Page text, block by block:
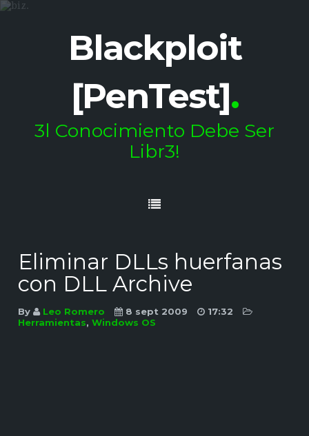
Blackploit
[PenTest].
3l Conocimiento Debe Ser
Libr3!
Eliminar DLLs huerfanas
con DLL Archive
By Leo Romero 8 sept 2009
17:32
Herramientas,Windows OS